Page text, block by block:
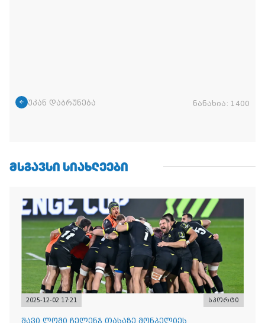
უკან დაბრუნება ნანახია: 1400
ᲛᲡᲒᲐᲕᲡᲘ ᲡᲘᲐᲮᲚᲔᲔᲑᲘ
2025-12-02 17:21 სპორტი
შავი ლომი ჩელენჯ თასაზე მონპელიეს